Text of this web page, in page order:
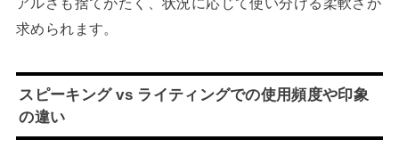
求められます。
スピーキング vs ライティングでの使用頻度や印象
の違い